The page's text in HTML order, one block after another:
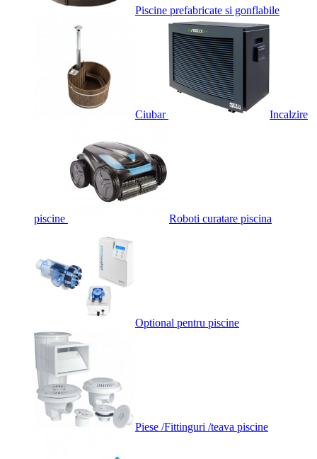
Piscine prefabricate si gonflabile
Ciubar Incalzire
piscine Roboti curatare piscina
Optional pentru piscine
Piese /Fittinguri /teava piscine